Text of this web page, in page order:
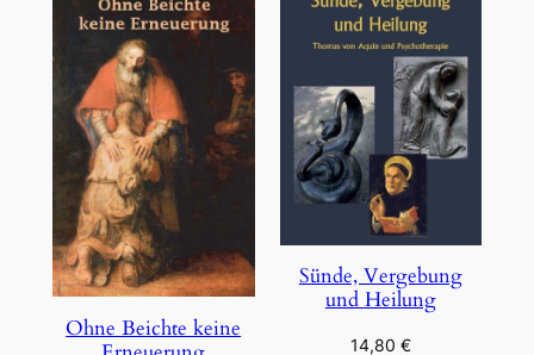
Ohne Beichte keine
Sünde, Vergebung
und Heilung
14,80 €